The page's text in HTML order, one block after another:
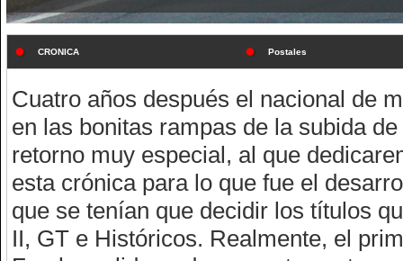
CRONICA Postales
Cuatro años después el nacional de
en las bonitas rampas de la subida
retorno muy especial, al que
esta crónica para lo que fue el
que se tenían que decidir los títulos
II, GT e Históricos. Realmente, el